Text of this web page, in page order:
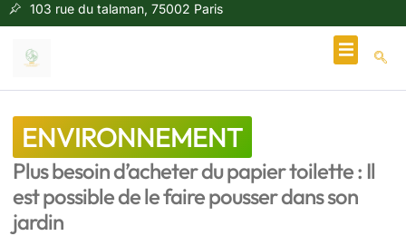
103 rue du talaman, 75002 Paris
ENVIRONNEMENT
Plus besoin d’acheter du papier toilette : Il
est possible de le faire pousser dans son
jardin